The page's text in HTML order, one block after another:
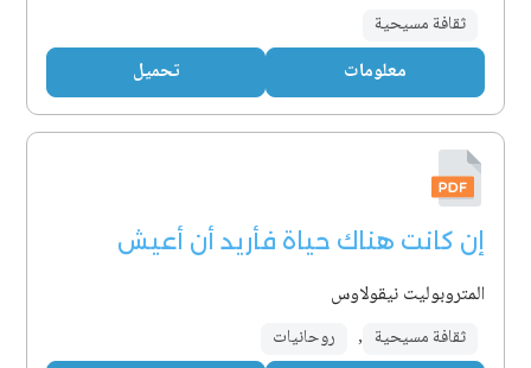
ثقافة مسيحية
معلومات تحميل
إن كانت هناك حياة فأريد أن أعيش
المتروبوليت نيقولاوس
ثقافة مسيحية , روحانيات